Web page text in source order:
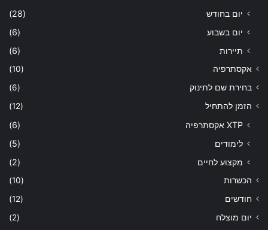
יום בחודש
(28)
יום בשבוע
(6)
תיירות
(6)
אקסתרפיה
(10)
בחירת שם לתינוק
(6)
הזמן להתחיל
(12)
XTP אקסתרפיה
(6)
לימודים
(5)
מקצוע לחיים
(2)
הכשרות
(10)
חודשים
(12)
יום מוצלח
(2)